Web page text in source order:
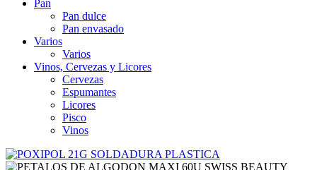
Pan
Pan dulce
Pan envasado
Varios
Varios
Vinos, Cervezas y Licores
Cervezas
Espumantes
Licores
Pisco
Vinos